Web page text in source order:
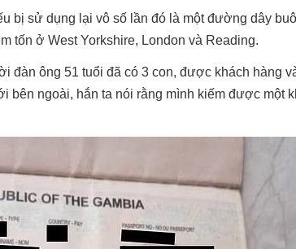
bị sử dụng lại vô số lần đó là một đường dây
tốn ở West Yorkshire, London và Reading.
đàn ông 51 tuổi đã có 3 con, được khách hàng
ngoài, hắn ta nói rằng mình kiếm được một